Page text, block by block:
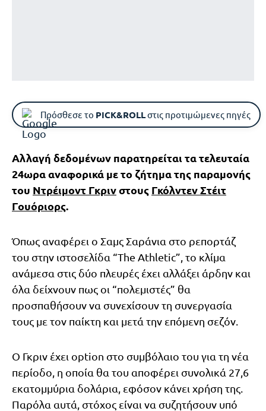
Πρόσθεσε το PICK&ROLLστις προτιμώμενες πηγές
Αλλαγή δεδομένων παρατηρείται τα τελευταία
24ωρα αναφορικά με το ζήτημα της παραμονής
του Ντρέιμοντ Γκρινστους Γκόλντεν Στέιτ
Γουόριορς.
Όπως αναφέρει ο Σαμς Σαράνια στο ρεπορτάζ
του στην ιστοσελίδα “The Athletic”, το κλίμα
ανάμεσα στις δύο πλευρές έχει αλλάξει άρδην και
όλα δείχνουν πως οι “πολεμιστές” θα
προσπαθήσουν να συνεχίσουν τη συνεργασία
τους με τον παίκτη και μετά την επόμενη σεζόν.
Ο Γκριν έχει option στο συμβόλαιο του για τη νέα
περίοδο, η οποία θα του αποφέρει συνολικά 27,6
εκατομμύρια δολάρια, εφόσον κάνει χρήση της.
Παρόλα αυτά, στόχος είναι να συζητήσουν υπό